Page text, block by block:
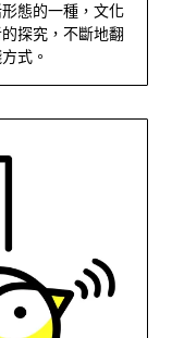
態的一種，文化
探究，不斷地翻
式。